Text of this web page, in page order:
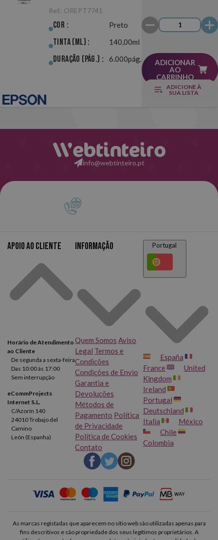
Original
Ref.: OREPT7741
Cor : Preto
Tinta (ml) : 140,00ml
Duração (pág.) : 6.000pág.
ADICIONAR
AO
CARRINHO
ADICIONE À
SUA LISTA
info@webtinteiro.pt
Apoio ao cliente
Horário de Atendimento
ao Cliente
De segunda a sexta-feira
Das 10:00 às 17:00
Sem interrupção
eCommProjects
Internet S.L.
C/Azorín 140
24010 Trobajo del
Camino
León (Espanha)
Informação
Quem Somos Aviso
Legal Termos e
Condições
Condições de Envio
Garantia e
Devoluções
Métodos de
Pagamento Política
de Privacidade
Política de Cookies
Contato
Portugal
España
France
United
Kingdom
Ireland
Portugal
Deutschland
Italia
México
Chile
Colombia
As marcas registadas que aparecem no sítio web são utilizadas apenas para
fins descritivos e são propriedade dos seus legítimos proprietários. A